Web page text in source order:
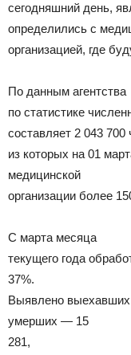
сегодняшний день,
определились с
организацией, где
По данным агентства
по статистике
составляет 2 043 700
из которых на 01
медицинской
организации более
С марта месяца
текущего года
37%.
Выявлено выехавших
умерших — 15
281,